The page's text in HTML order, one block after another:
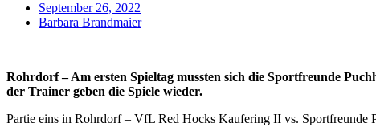
September 26, 2022
Barbara Brandmaier
Rohrdorf – Am ersten Spieltag mussten sich die Sportfreunde
der Trainer geben die Spiele wieder.
Partie eins in Rohrdorf – VfL Red Hocks Kaufering II vs. Sportfreunde